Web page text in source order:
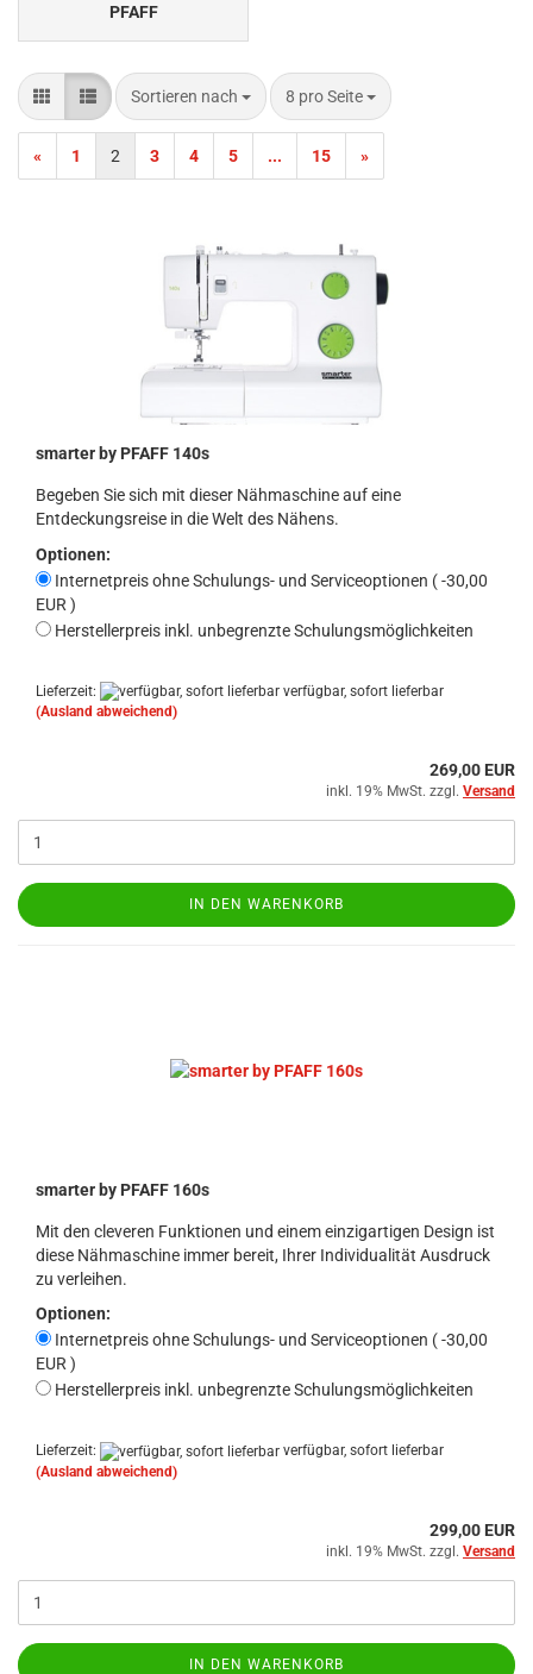
PFAFF
Sortieren nach
Sortieren nach 8 pro Seite
pro Seite
« 1 2 3 4 5 ... 15 »
smarter by PFAFF 140s
Begeben Sie sich mit dieser Nähmaschine auf eine
Entdeckungsreise in die Welt des Nähens.
Optionen:
Internetpreis ohne Schulungs- und Serviceoptionen ( -30,00
EUR )
Herstellerpreis inkl. unbegrenzte Schulungsmöglichkeiten
Lieferzeit:
verfügbar, sofort lieferbar
(Ausland abweichend)
269,00 EUR
inkl. 19% MwSt. zzgl. Versand
IN DEN WARENKORB
smarter by PFAFF 160s
Mit den cleveren Funktionen und einem einzigartigen Design ist
diese Nähmaschine immer bereit, Ihrer Individualität Ausdruck
zu verleihen.
Optionen:
Internetpreis ohne Schulungs- und Serviceoptionen ( -30,00
EUR )
Herstellerpreis inkl. unbegrenzte Schulungsmöglichkeiten
Lieferzeit:
verfügbar, sofort lieferbar
(Ausland abweichend)
299,00 EUR
inkl. 19% MwSt. zzgl. Versand
IN DEN WARENKORB